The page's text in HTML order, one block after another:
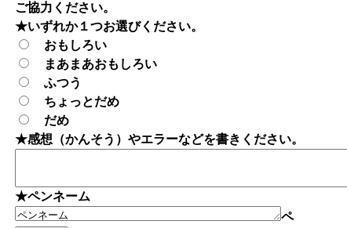
ご協力ください。
★いずれか１つお選びください。
おもしろい
まあまあおもしろい
ふつう
ちょっとだめ
だめ
★感想（かんそう）やエラーなどを書きください。
★ペンネーム
ペ